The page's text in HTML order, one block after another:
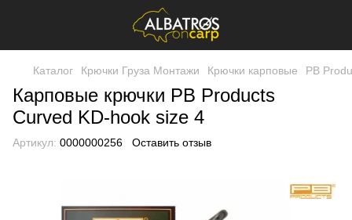
Каталог Крючки Груза Монтажи Крючки карповые PB
Карповые крючки PB Products
Curved KD-hook size 4
Артикул: 0000000256 Оставить отзыв